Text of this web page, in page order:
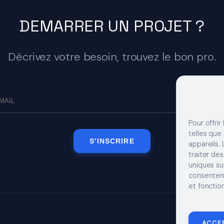
Pour offrir
telles que
appareils.
traiter
uniques
et
DEMARRER UN PROJET ?
Décrivez votre besoin, trouvez le bon pro.
S'INSCRIRE
MENTIONS